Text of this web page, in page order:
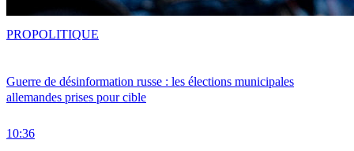
Guerre de désinformation russe : les élections municipales
allemandes prises pour cible
10:36
PROPOLITIQUE